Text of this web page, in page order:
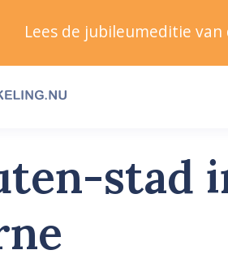
stad
Lees de jubileumeditie